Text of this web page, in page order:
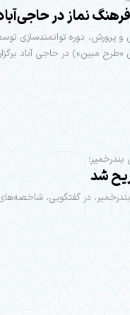
نماز در
و پرورش، دوره توانمندسازی
«طرح مبین») در حاجی آباد
بندرخمیر؛
شد
در گفتگویی،